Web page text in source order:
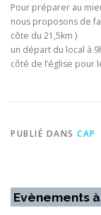
Pour préparer au
nous proposons de
côte du 21,5km )
un départ du local à
côté de l’église pour
PUBLIÉ DANS CAP
Evènements